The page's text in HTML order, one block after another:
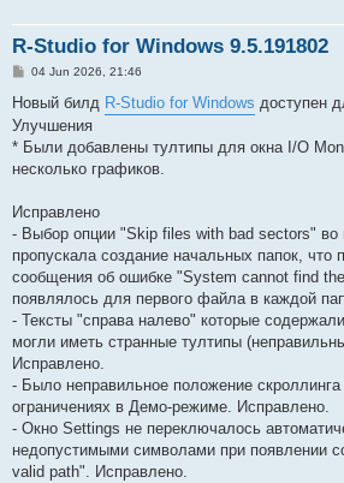
R-Studio for Windows 9.5.191802
P
s
04 Jun 2026, 21:46
Новый билд R-Studio for Windows доступен
Улучшения
* Были добавлены тултипы для окна I/O
несколько графиков.
Исправлено
- Выбор опции "Skip files with bad sectors" во
пропускала создание начальных папок, что
сообщения об ошибке "System cannot find
появлялось для первого файла в каждой
- Тексты "справа налево" которые
могли иметь странные тултипы
Исправлено.
- Было неправильное положение
ограничениях в Демо-режиме. Исправлено.
- Окно Settings не переключалось
недопустимыми символами при появлении
valid path". Исправлено.